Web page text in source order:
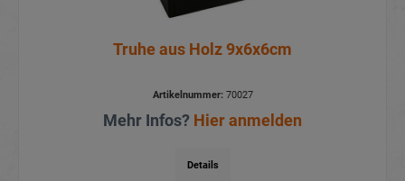
Truhe aus Holz 9x6x6cm
Artikelnummer:70027
Mehr Infos? Hier anmelden
Details